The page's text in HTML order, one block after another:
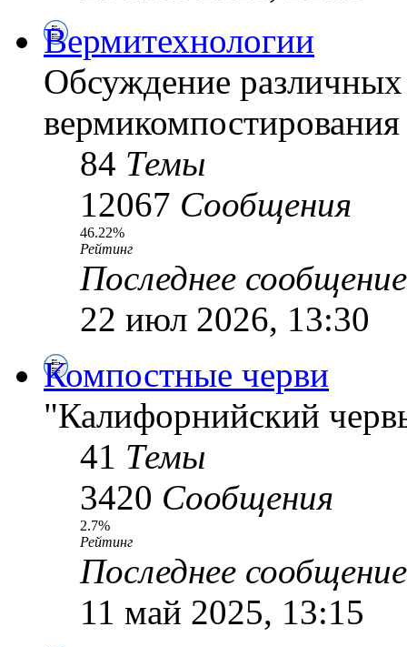
Вермитехнологии
Обсуждение различных
вермикомпостирования
84 Темы
12067 Сообщения
46.22%
Рейтинг
Последнее сообщение
22 июл 2026, 13:30
Компостные черви
"Калифорнийский
41 Темы
3420 Сообщения
2.7%
Рейтинг
Последнее сообщение
11 май 2025, 13:15